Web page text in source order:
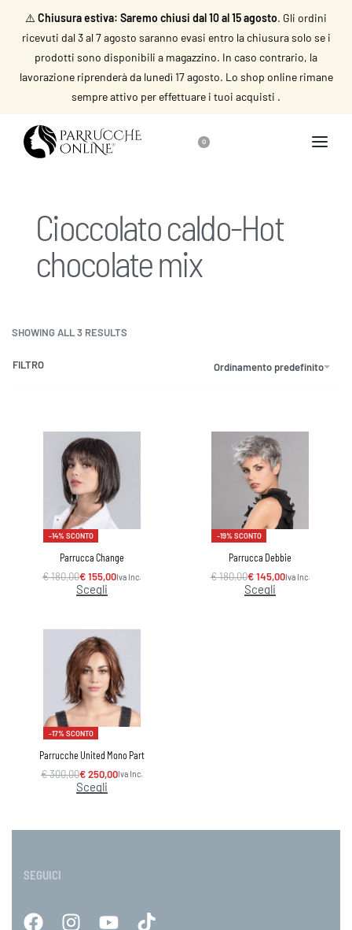
⚠️ Chiusura estiva: Saremo chiusi dal 10 al 15 agosto. Gli ordini
ricevuti dal 3 al 7 agosto saranno evasi entro la chiusura solo se i
prodotti sono disponibili a magazzino. In caso contrario, la
lavorazione riprenderà da lunedì 17 agosto. Lo shop online rimane
sempre attivo per effettuare i tuoi acquisti .
0
Cioccolato caldo-Hot
chocolate mix
SHOWING ALL 3 RESULTS
Ordinamento predefinito
FILTRO
-14% SCONTO
Parrucca Change
€180,00€155,00Iva Inc.
Scegli
-19% SCONTO
Parrucca Debbie
€180,00€145,00Iva Inc.
Scegli
-17% SCONTO
Parrucche United Mono Part
€300,00€250,00Iva Inc.
Scegli
SEGUICI